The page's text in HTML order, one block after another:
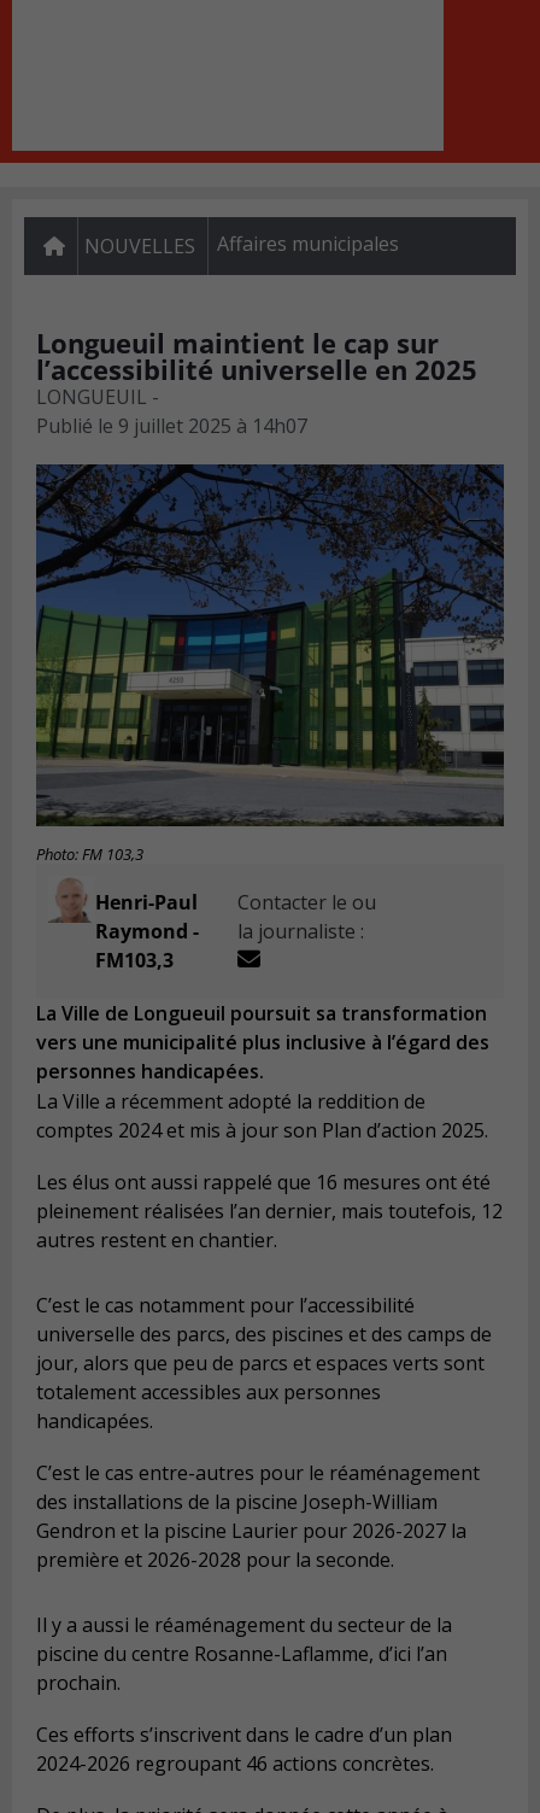
NOUVELLES Affaires municipales
Longueuil maintient le cap sur
l’accessibilité universelle en 2025
LONGUEUIL -
Publié le 9 juillet 2025 à 14h07
Photo: FM 103,3
Henri-Paul
Raymond -
FM103,3
Contacter le ou
la journaliste :
La Ville de Longueuil poursuit sa transformation
vers une municipalité plus inclusive à l’égard des
personnes handicapées.
La Ville a récemment adopté la reddition de
comptes 2024 et mis à jour son Plan d’action 2025.
Les élus ont aussi rappelé que 16 mesures ont été
pleinement réalisées l’an dernier, mais toutefois, 12
autres restent en chantier.
C’est le cas notamment pour l’accessibilité
universelle des parcs, des piscines et des camps de
jour, alors que peu de parcs et espaces verts sont
totalement accessibles aux personnes
handicapées.
C’est le cas entre-autres pour le réaménagement
des installations de la piscine Joseph-William
Gendron et la piscine Laurier pour 2026-2027 la
première et 2026-2028 pour la seconde.
Il y a aussi le réaménagement du secteur de la
piscine du centre Rosanne-Laflamme, d’ici l’an
prochain.
Ces efforts s’inscrivent dans le cadre d’un plan
2024-2026 regroupant 46 actions concrètes.